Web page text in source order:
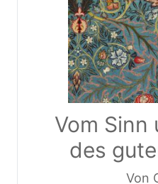
Vom Sinn
des
Von